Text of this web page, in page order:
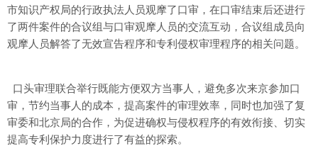
市知识产权局的行政执法人员观摩了口审，在口审结束后还进行
了两件案件的合议组与口审观摩人员的交流互动，合议组成员向
观摩人员解答了无效宣告程序和专利侵权审理程序的相关问题。
口头审理联合举行既能方便双方当事人，避免多次来京参加口
审，节约当事人的成本，提高案件的审理效率，同时也加强了复
审委和北京局的合作，为促进确权与侵权程序的有效衔接、切实
提高专利保护力度进行了有益的探索。